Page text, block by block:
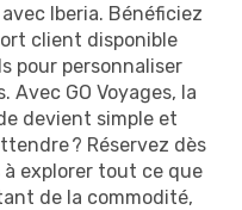
Iberia. Bénéficiez
client disponible
pour personnaliser
Avec GO Voyages, la
devient simple et
? Réservez dès
explorer tout ce que
de la commodité,